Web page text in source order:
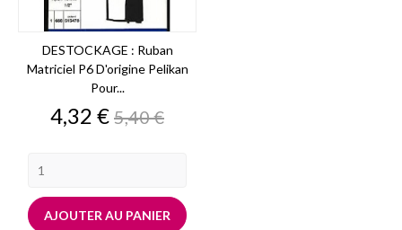
DESTOCKAGE : Ruban
Matriciel P6 D'origine Pelikan
Pour...
Prix
4,32 €Prix
de
5,40 €
AJOUTER AU PANIER